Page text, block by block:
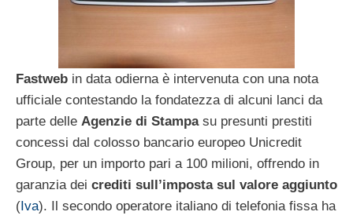
Fastweb in data odierna è intervenuta con una nota
ufficiale contestando la fondatezza di alcuni lanci da
parte delle Agenzie di Stampasu presunti prestiti
concessi dal colosso bancario europeo Unicredit
Group, per un importo pari a 100 milioni, offrendo in
garanzia dei crediti sull’imposta sul valore aggiunto
( Iva). Il secondo operatore italiano di telefonia fissa ha